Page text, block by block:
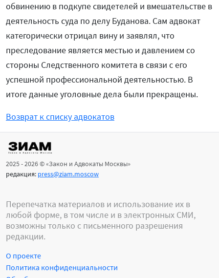
обвинению в подкупе свидетелей и вмешательстве в
деятельность суда по делу Буданова. Сам адвокат
категорически отрицал вину и заявлял, что
преследование является местью и давлением со
стороны Следственного комитета в связи с его
успешной профессиональной деятельностью. В
итоге данные уголовные дела были прекращены.
Возврат к списку адвокатов
2025 - 2026 © «Закон и Адвокаты Москвы»
редакция: press@ziam.moscow
Перепечатка материалов и использование их в
любой форме, в том числе и в электронных СМИ,
возможны только с письменного разрешения
редакции.
О проекте
Политика конфиденциальности